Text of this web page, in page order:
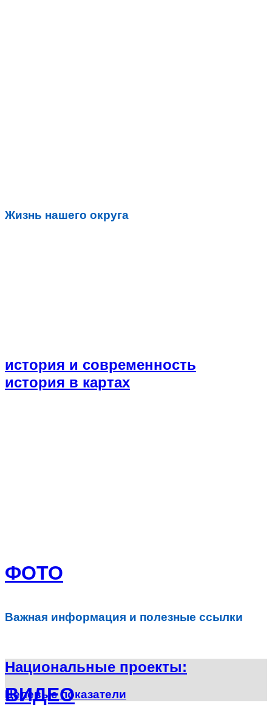
история и современность
история в картах
Жизнь нашего округа
ФОТО
ВИДЕО
Важная информация и полезные ссылки
Национальные проекты:
Целевые показатели